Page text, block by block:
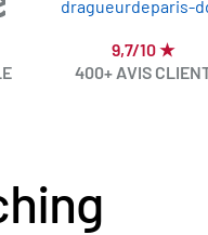
9,7/10 ★
400+ AVIS